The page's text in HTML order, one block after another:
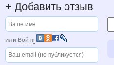
+ Добавить отзыв
или Войти